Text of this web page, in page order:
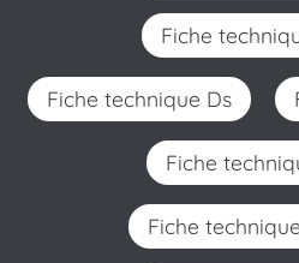
Fiche
Fiche technique Ds
Fiche
Fiche